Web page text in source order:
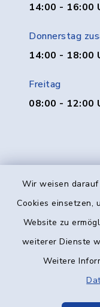
Wir weisen
Cookies einsetzen,
Website zu
weiterer Dienste
Weitere
14:00 - 16:00
Donnerstag
14:00 - 18:00
Freitag
08:00 - 12:00